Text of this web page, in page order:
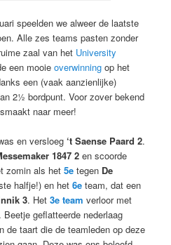
speelden we alweer de laatste
Alle zes teams pasten zonder
zaal van het University
een mooieoverwinning op het
een (vaak aanzienlijke)
2½ bordpunt. Voor zover bekend
naar meer!
en versloeg‘t Saense Paard 2.
1847 2 en scoorde
zomin als het5e tegen De
halfje!) en het6e team, dat een
3. Het3e team verloor met
. Beetje geflatteerde nederlaag
de taart die de teamleden op deze